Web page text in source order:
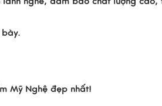
Mỹ Nghệ đẹp nhất!